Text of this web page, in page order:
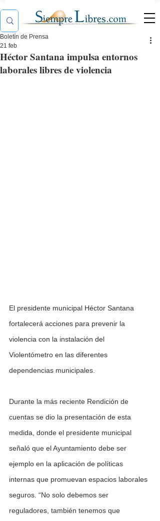
Héctor Santana impulsa entornos
laborales libres de violencia
Boletín de Prensa
21 feb
El presidente municipal Héctor Santana
fortalecerá acciones para prevenir la
violencia con la instalación del
Violentómetro en las diferentes
dependencias municipales.
Durante la más reciente Rendición de
cuentas se dio la presentación de esta
medida, donde el presidente municipal
señaló que el Ayuntamiento debe ser
ejemplo en la aplicación de políticas
internas que promuevan espacios laborales
seguros. “No solo debemos ser
reguladores, también tenemos que